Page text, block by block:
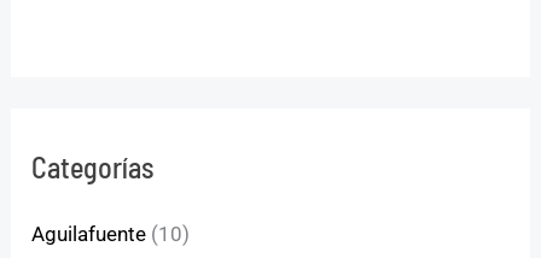
Categorías
Aguilafuente (10)